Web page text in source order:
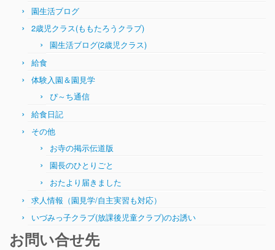
園生活ブログ
2歳児クラス(ももたろうクラブ)
園生活ブログ(2歳児クラス)
給食
体験入園＆園見学
ぴ～ち通信
給食日記
その他
お寺の掲示伝道版
園長のひとりごと
おたより届きました
求人情報（園見学/自主実習も対応）
いづみっ子クラブ(放課後児童クラブ)のお誘い
お問い合せ先